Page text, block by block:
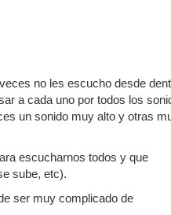
no les escucho desde
a cada uno por todos los
un sonido muy alto y otras
escucharnos todos y que
sube, etc).
ser muy complicado de